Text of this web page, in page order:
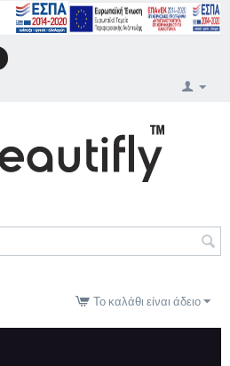
Το καλάθι είναι άδειο